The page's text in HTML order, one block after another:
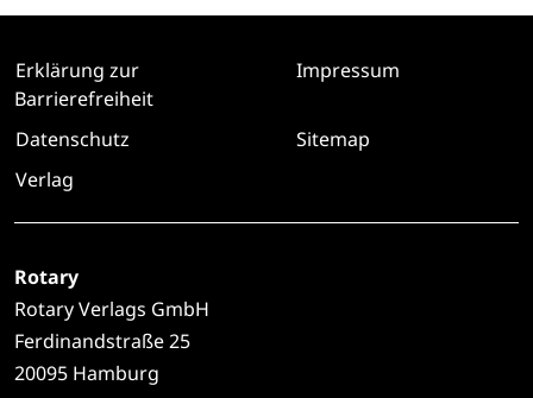
Erklärung zur
Barrierefreiheit
Impressum
Datenschutz
Sitemap
Verlag
Rotary
Rotary Verlags GmbH
Ferdinandstraße 25
20095 Hamburg